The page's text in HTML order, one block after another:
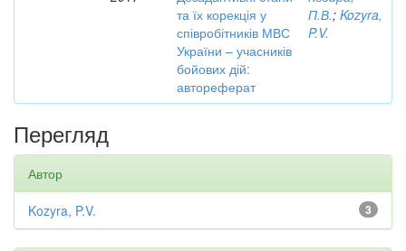
та їх корекція у
співробітників МВС
України – учасників
бойових дій:
автореферат
П.В.; Kozyra,
P.V.
Перегляд
Автор
3
Kozyra, P.V.